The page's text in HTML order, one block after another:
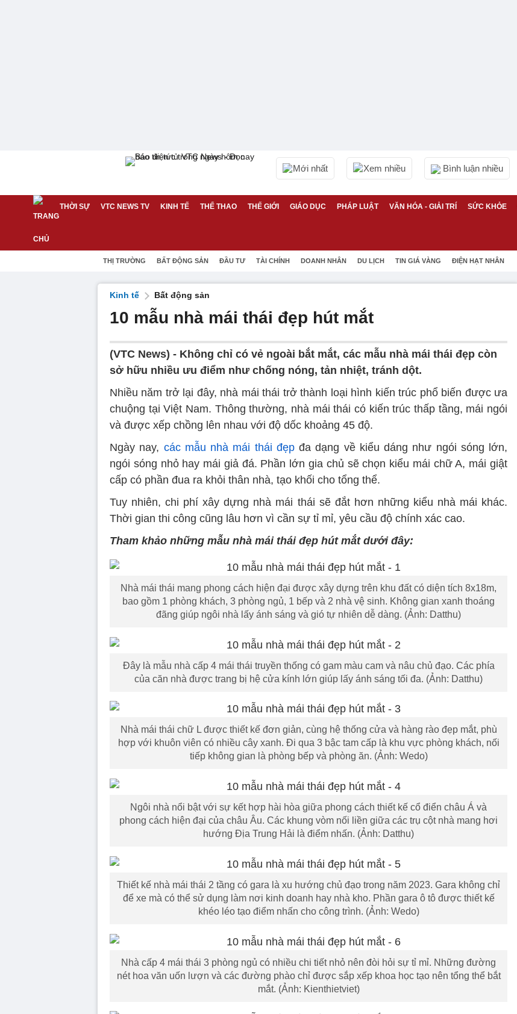
Mới nhất Xem nhiều Bình luận nhiều
THỜI SỰ VTC NEWS TV KINH TẾ THỂ THAO THẾ GIỚI GIÁO DỤC PHÁP LUẬT VĂN HÓA - GIẢI TRÍ SỨC KHỎE
THỊ TRƯỜNG BẤT ĐỘNG SẢN ĐẦU TƯ TÀI CHÍNH DOANH NHÂN DU LỊCH TIN GIÁ VÀNG ĐIỆN HẠT NHÂN
Kinh tế Bất động sản
10 mẫu nhà mái thái đẹp hút mắt
(VTC News) - Không chỉ có vẻ ngoài bắt mắt, các mẫu nhà mái thái đẹp còn
sở hữu nhiều ưu điểm như chống nóng, tản nhiệt, tránh dột.
Nhiều năm trở lại đây, nhà mái thái trở thành loại hình kiến trúc phổ biến được ưa
chuộng tại Việt Nam. Thông thường, nhà mái thái có kiến trúc thấp tầng, mái ngói
và được xếp chồng lên nhau với độ dốc khoảng 45 độ.
Ngày nay, các mẫu nhà mái thái đẹpđa dạng về kiểu dáng như ngói sóng lớn,
ngói sóng nhỏ hay mái giả đá. Phần lớn gia chủ sẽ chọn kiểu mái chữ A, mái giật
cấp có phần đua ra khỏi thân nhà, tạo khối cho tổng thể.
Tuy nhiên, chi phí xây dựng nhà mái thái sẽ đắt hơn những kiểu nhà mái khác.
Thời gian thi công cũng lâu hơn vì cần sự tỉ mỉ, yêu cầu độ chính xác cao.
Tham khảo những mẫu nhà mái thái đẹp hút mắt dưới đây:
Nhà mái thái mang phong cách hiện đại được xây dựng trên khu đất có diện tích 8x18m,
bao gồm 1 phòng khách, 3 phòng ngủ, 1 bếp và 2 nhà vệ sinh. Không gian xanh thoáng
đãng giúp ngôi nhà lấy ánh sáng và gió tự nhiên dễ dàng. (Ảnh: Datthu)
Đây là mẫu nhà cấp 4 mái thái truyền thống có gam màu cam và nâu chủ đạo. Các phía
của căn nhà được trang bị hệ cửa kính lớn giúp lấy ánh sáng tối đa. (Ảnh: Datthu)
Nhà mái thái chữ L được thiết kế đơn giản, cùng hệ thống cửa và hàng rào đẹp mắt, phù
hợp với khuôn viên có nhiều cây xanh. Đi qua 3 bậc tam cấp là khu vực phòng khách, nối
tiếp không gian là phòng bếp và phòng ăn. (Ảnh: Wedo)
Ngôi nhà nổi bật với sự kết hợp hài hòa giữa phong cách thiết kế cổ điển châu Á và
phong cách hiện đại của châu Âu. Các khung vòm nối liền giữa các trụ cột nhà mang hơi
hướng Địa Trung Hải là điểm nhấn. (Ảnh: Datthu)
Thiết kế nhà mái thái 2 tầng có gara là xu hướng chủ đạo trong năm 2023. Gara không chỉ
để xe mà có thể sử dụng làm nơi kinh doanh hay nhà kho. Phần gara ô tô được thiết kế
khéo léo tạo điểm nhấn cho công trình. (Ảnh: Wedo)
Nhà cấp 4 mái thái 3 phòng ngủ có nhiều chi tiết nhỏ nên đòi hỏi sự tỉ mỉ. Những đường
nét hoa văn uốn lượn và các đường phào chỉ được sắp xếp khoa học tạo nên tổng thể bắt
mắt. (Ảnh: Kienthietviet)